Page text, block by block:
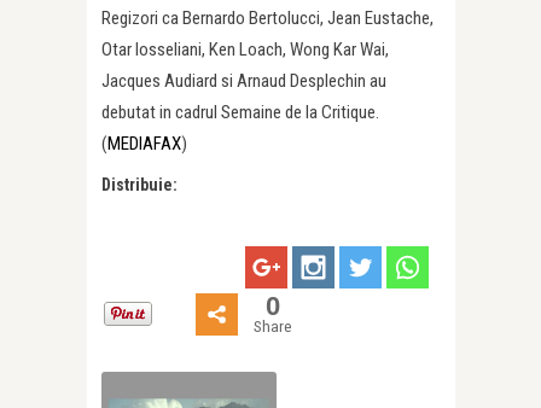
Regizori ca Bernardo Bertolucci, Jean Eustache,
Otar Iosseliani, Ken Loach, Wong Kar Wai,
Jacques Audiard si Arnaud Desplechin au
debutat in cadrul Semaine de la Critique.
(MEDIAFAX)
Distribuie:
0
Share